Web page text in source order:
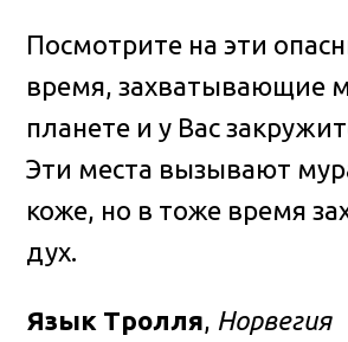
Посмотрите на эти
время, захватывающие
планете и у Вас
Эти места вызывают
коже, но в тоже время
дух.
Язык Тролля, Норвегия